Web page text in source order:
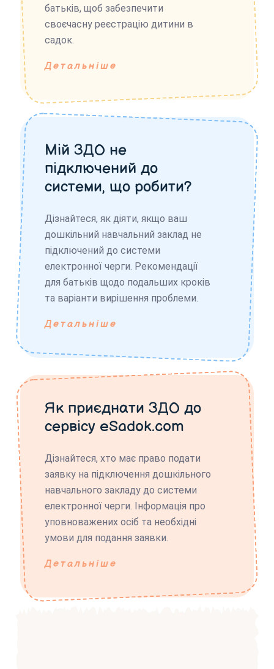
батьків, щоб забезпечити
своєчасну реєстрацію дитини в
садок.
Детальніше
Мій ЗДО не
підключений до
системи, що робити?
Дізнайтеся, як діяти, якщо ваш
дошкільний навчальний заклад не
підключений до системи
електронної черги. Рекомендації
для батьків щодо подальших кроків
та варіанти вирішення проблеми.
Детальніше
Як приєднати ЗДО до
сервісу eSadok.com
Дізнайтеся, хто має право подати
заявку на підключення дошкільного
навчального закладу до системи
електронної черги. Інформація про
уповноважених осіб та необхідні
умови для подання заявки.
Детальніше